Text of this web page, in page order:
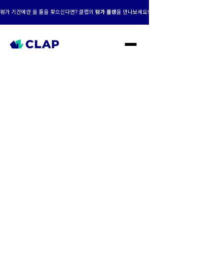
평가 기간에만 쓸 툴을 찾으신다면? 클랩의 평가 플랜을 만나보세요!